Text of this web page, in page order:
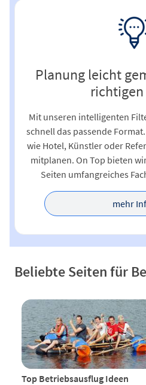
Planung leicht
richtigen
Mit unseren intelligenten
schnell das passende
wie Hotel, Künstler oder
mitplanen. On Top bieten
Seiten umfangreiches
mehr
Beliebte Seiten für
Top Betriebsausflug Ideen